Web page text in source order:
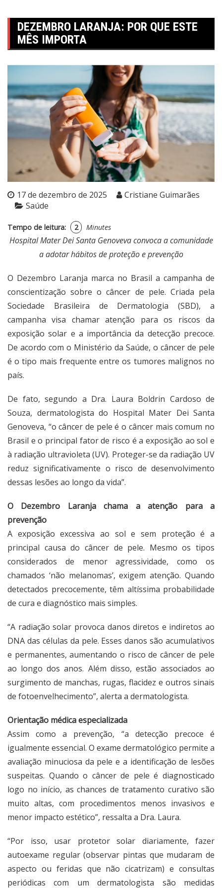
DEZEMBRO LARANJA: POR QUE ESTE
MÊS IMPORTA
17 de dezembro de 2025
Cristiane Guimarães
Saúde
Tempo de leitura: 2 Minutes
Hospital Mater Dei Santa Genoveva convoca a comunidade
a adotar hábitos de proteção e prevenção
O Dezembro Laranja marca no Brasil a campanha de
conscientização sobre o câncer de pele. Criada pela
Sociedade Brasileira de Dermatologia (SBD), a
campanha visa chamar atenção para os riscos da
exposição solar e a importância da detecção precoce.
De acordo com o Ministério da Saúde, o câncer de pele
é o tipo mais frequente entre os tumores malignos no
país.
De fato, segundo a Dra. Laura Boldrin Cardoso de
Souza, dermatologista do Hospital Mater Dei Santa
Genoveva, “o câncer de pele é o câncer mais comum no
Brasil e o principal fator de risco é a exposição ao sol e
à radiação ultravioleta (UV). Proteger-se da radiação UV
reduz significativamente o risco de desenvolvimento
dessas lesões ao longo da vida”.
O Dezembro Laranja chama a atenção para a
prevenção
A exposição excessiva ao sol e sem proteção é a
principal causa do câncer de pele. Mesmo os tipos
considerados de menor agressividade, como os
chamados ‘não melanomas’, exigem atenção. Quando
detectados precocemente, têm altíssima probabilidade
de cura e diagnóstico mais simples.
“A radiação solar provoca danos diretos e indiretos ao
DNA das células da pele. Esses danos são acumulativos
e permanentes, aumentando o risco de câncer de pele
ao longo dos anos. Além disso, estão associados ao
surgimento de manchas, rugas, flacidez e outros sinais
de fotoenvelhecimento”, alerta a dermatologista.
Orientação médica especializada
Assim como a prevenção, “a detecção precoce é
igualmente essencial. O exame dermatológico permite a
avaliação minuciosa da pele e a identificação de lesões
suspeitas. Quando o câncer de pele é diagnosticado
logo no início, as chances de tratamento curativo são
muito altas, com procedimentos menos invasivos e
menor impacto estético”, ressalta a Dra. Laura.
“Por isso, usar protetor solar diariamente, fazer
autoexame regular (observar pintas que mudaram de
aspecto ou feridas que não cicatrizam) e consultas
periódicas com um dermatologista são medidas